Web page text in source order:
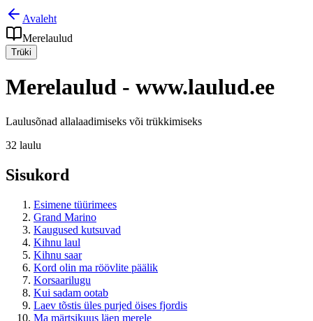
Avaleht
Merelaulud
Trüki
Merelaulud - www.laulud.ee
Laulusõnad allalaadimiseks või trükkimiseks
32 laulu
Sisukord
Esimene tüürimees
Grand Marino
Kaugused kutsuvad
Kihnu laul
Kihnu saar
Kord olin ma röövlite päälik
Korsaarilugu
Kui sadam ootab
Laev tõstis üles purjed öises fjordis
Ma märtsikuus läen merele